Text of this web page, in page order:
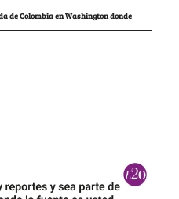
de Colombia en Washington donde